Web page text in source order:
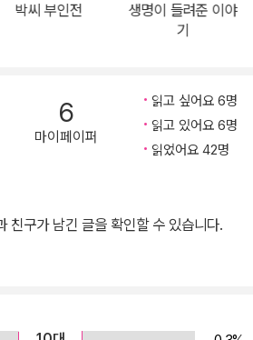
박씨 부인전
생명이 들려준 이야
기
6
마이페이퍼
읽고 싶어요 6명
읽고 있어요 6명
읽었어요 42명
친구가 남긴 글을 확인할 수 있습니다.